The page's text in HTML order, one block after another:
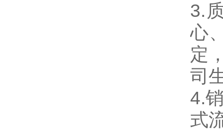
3.
心
定
司
4.
式